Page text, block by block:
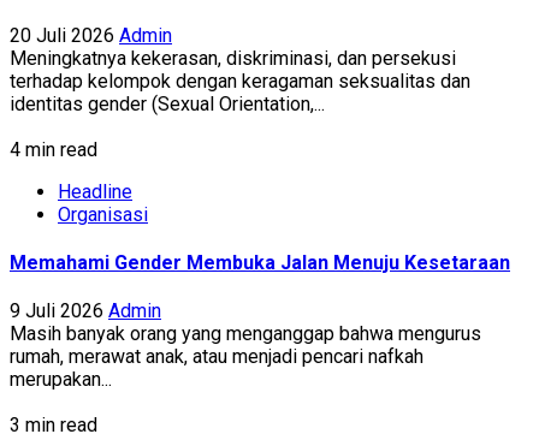
20 Juli 2026 Admin
Meningkatnya kekerasan, diskriminasi, dan persekusi
terhadap kelompok dengan keragaman seksualitas dan
identitas gender (Sexual Orientation,...
4 min read
Headline
Organisasi
Memahami Gender Membuka Jalan Menuju Kesetaraan
9 Juli 2026 Admin
Masih banyak orang yang menganggap bahwa mengurus
rumah, merawat anak, atau menjadi pencari nafkah
merupakan...
3 min read